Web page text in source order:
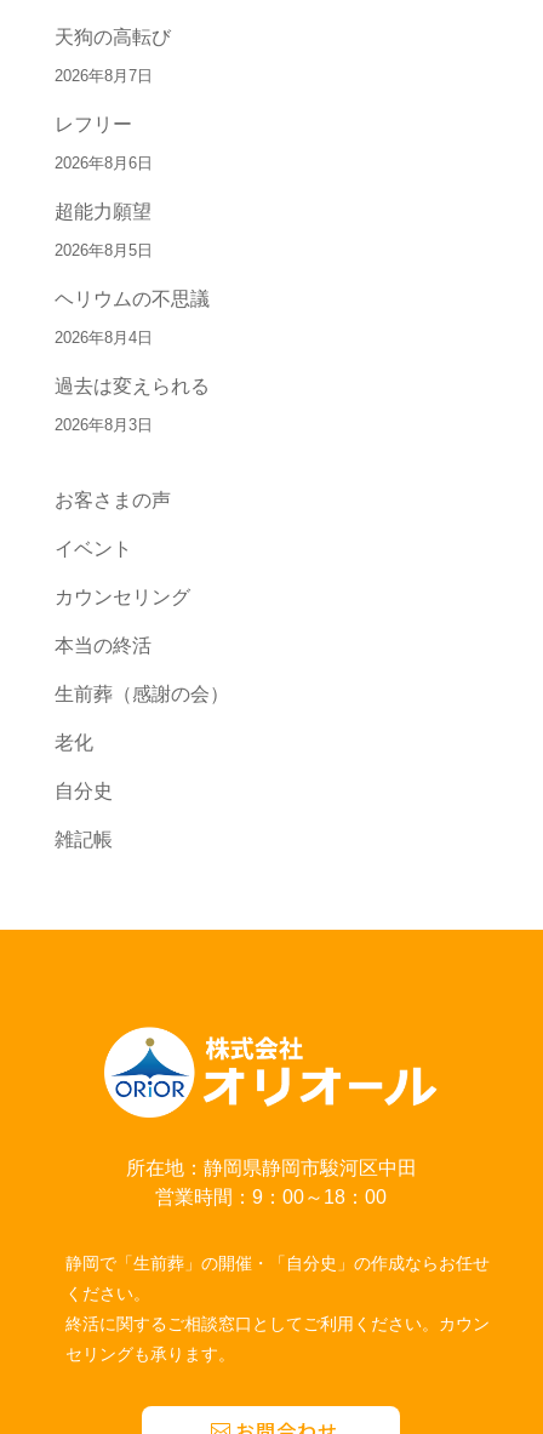
天狗の高転び
2026年8月7日
レフリー
2026年8月6日
超能力願望
2026年8月5日
ヘリウムの不思議
2026年8月4日
過去は変えられる
2026年8月3日
お客さまの声
イベント
カウンセリング
本当の終活
生前葬（感謝の会）
老化
自分史
雑記帳
所在地：静岡県静岡市駿河区中田
営業時間：9：00～18：00
静岡で「生前葬」の開催・「自分史」の作成ならお任せ
ください。
終活に関するご相談窓口としてご利用ください。カウン
セリングも承ります。